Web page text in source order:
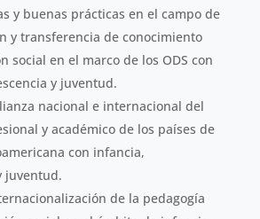
y buenas prácticas en el campo de
y transferencia de conocimiento
social en el marco de los ODS con
y juventud.
nacional e internacional del
y académico de los países de
con infancia,
juventud.
de la pedagogía